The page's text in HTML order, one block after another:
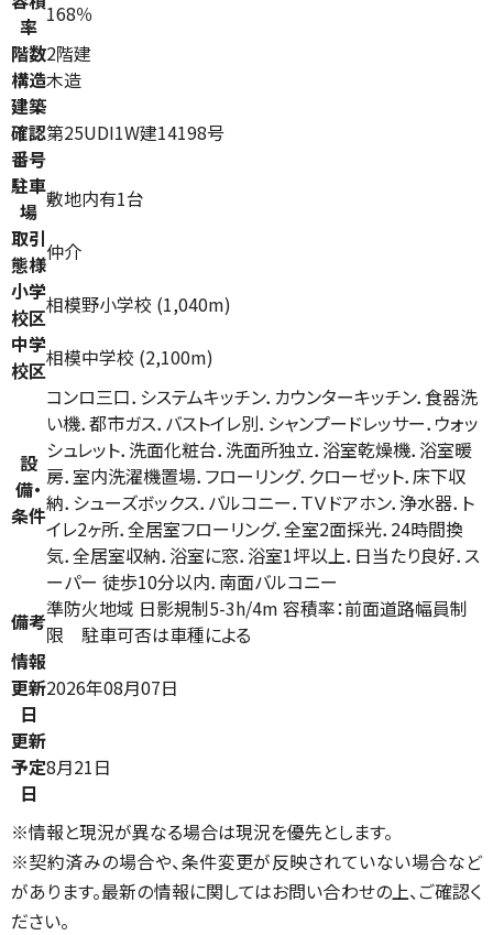
率 168％
階数2階建
構造木造
建築
確認
番号
第25UDI1W建14198号
駐車
場 敷地内有1台
取引
態様仲介
小学
校区相模野小学校 (1,040m)
中学
校区相模中学校 (2,100m)
設
備・
条件
コンロ三口．システムキッチン．カウンターキッチン．食器洗
い機．都市ガス．バストイレ別．シャンプードレッサー．ウォッ
シュレット．洗面化粧台．洗面所独立．浴室乾燥機．浴室暖
房．室内洗濯機置場．フローリング．クローゼット．床下収
納．シューズボックス．バルコニー．ＴＶドアホン．浄水器．ト
イレ2ヶ所．全居室フローリング．全室2面採光．24時間換
気．全居室収納．浴室に窓．浴室1坪以上．日当たり良好．ス
ーパー 徒歩10分以内．南面バルコニー
備考準防火地域 日影規制5-3h/4m 容積率：前面道路幅員制
限 駐車可否は車種による
情報
更新
日
2026年08月07日
更新
予定
日
8月21日
※情報と現況が異なる場合は現況を優先とします。
※契約済みの場合や、条件変更が反映されていない場合など
があります。最新の情報に関してはお問い合わせの上、ご確認く
ださい。